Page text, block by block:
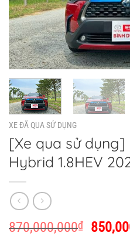
XE ĐÃ QUA SỬ DỤNG
[Xe qua sử dụng]
Hybrid 1.8HEV
870,000,000₫